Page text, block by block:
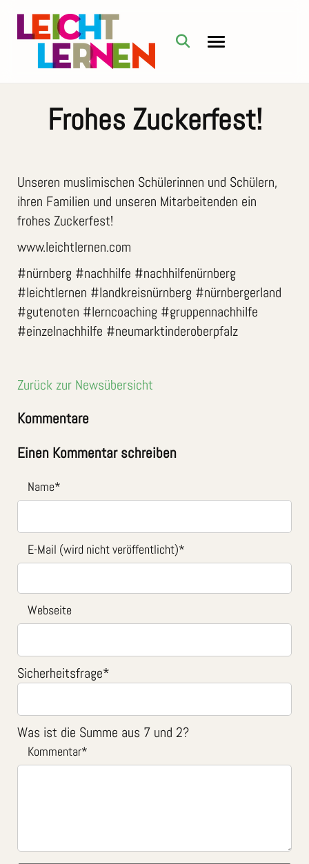
Frohes Zuckerfest!
Unseren muslimischen Schülerinnen und Schülern,
ihren Familien und unseren Mitarbeitenden ein
frohes Zuckerfest!
www.leichtlernen.com
#nürnberg #nachhilfe #nachhilfenürnberg
#leichtlernen #landkreisnürnberg #nürnbergerland
#gutenoten #lerncoaching #gruppennachhilfe
#einzelnachhilfe #neumarktinderoberpfalz
Zurück zur Newsübersicht
Kommentare
Einen Kommentar schreiben
Name*
E-Mail (wird nicht veröffentlicht)*
Webseite
Sicherheitsfrage*
Was ist die Summe aus 7 und 2?
Kommentar*